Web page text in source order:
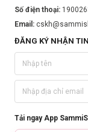
Số điện thoại:
Email:
ĐĂNG KÝ NHẬN TIN
Tải ngay App